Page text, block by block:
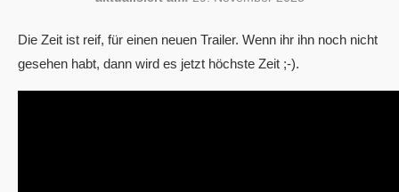
Die Zeit ist reif, für einen neuen Trailer. Wenn ihr ihn noch nicht
gesehen habt, dann wird es jetzt höchste Zeit ;-).